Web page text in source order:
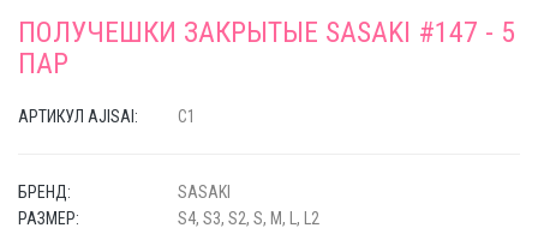
ПОЛУЧЕШКИ ЗАКРЫТЫЕ SASAKI #147 - 5
ПАР
АРТИКУЛ AJISAI: C1
БРЕНД:
SASAKI
РАЗМЕР:
S4, S3, S2, S, M, L, L2